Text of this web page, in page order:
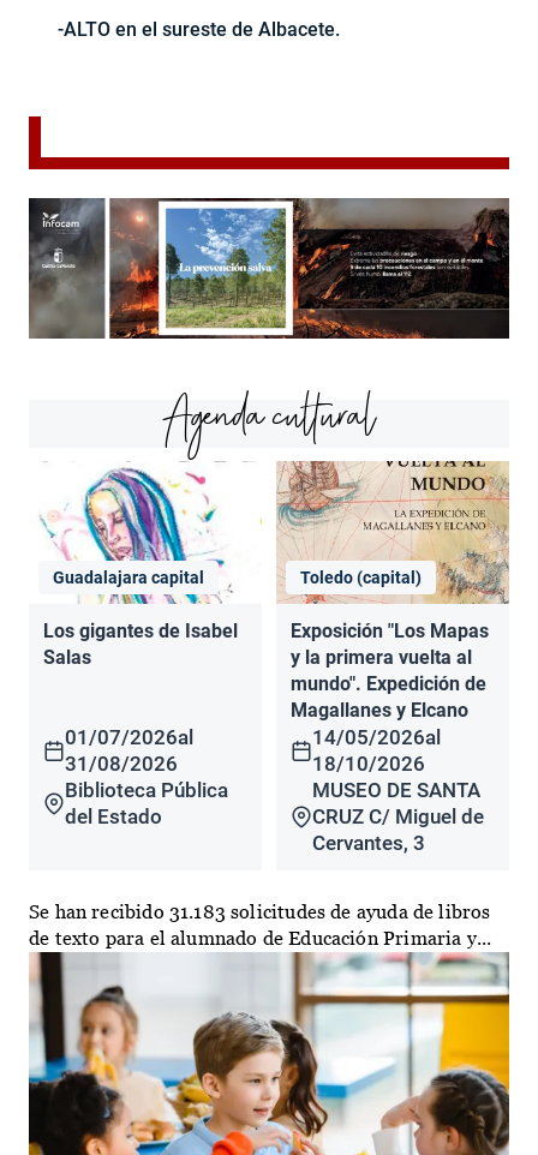
-ALTO en el sureste de Albacete.
Agenda cultural
Guadalajara capital
Los gigantes de Isabel
Salas
01/07/2026al
31/08/2026
Biblioteca Pública
del Estado
Toledo (capital)
Exposición "Los Mapas
y la primera vuelta al
mundo". Expedición de
Magallanes y Elcano
14/05/2026al
18/10/2026
MUSEO DE SANTA
CRUZ C/ Miguel de
Cervantes, 3
Se han recibido 31.183 solicitudes de ayuda de libros
de texto para el alumnado de Educación Primaria y...